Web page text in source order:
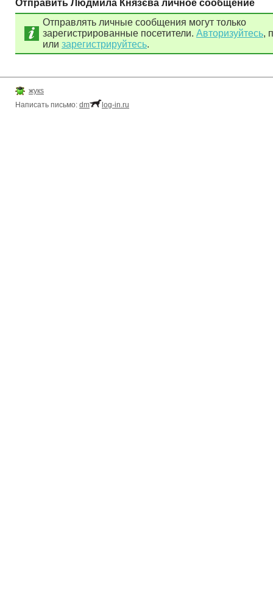
Отправить Людмила Князєва личное сообщение
Отправлять личные сообщения могут только
зарегистрированные посетители. Авторизуйтесь,
или зарегистрируйтесь.
жукs
Написать письмо: dm log-in.ru